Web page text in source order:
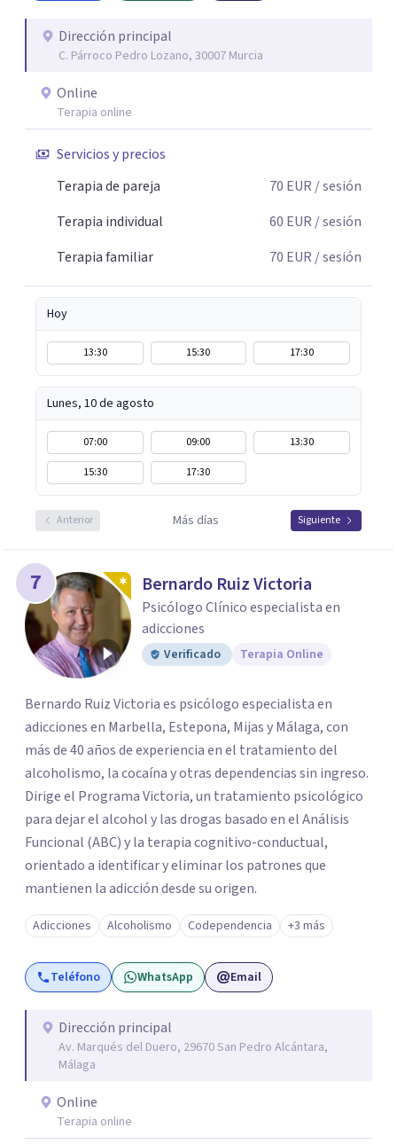
aquellas decisiones en tu vida que te puedan llevar a estar
mejor con lo que piensas y con lo que haces.
Dirección principal
C. Párroco Pedro Lozano, 30007 Murcia
Online
Terapia online
Servicios y precios
Terapia de pareja
70 EUR / sesión
Terapia individual
60 EUR / sesión
Terapia familiar
70 EUR / sesión
Hoy
13:30 15:30 17:30
Lunes, 10 de agosto
07:00 09:00
13:30
15:30
17:30
Anterior Más días Siguiente
7 Bernardo Ruiz Victoria
Psicólogo Clínico especialista en
adicciones
Verificado Terapia Online
Bernardo Ruiz Victoria es psicólogo especialista en
adicciones en Marbella, Estepona, Mijas y Málaga, con
más de 40 años de experiencia en el tratamiento del
alcoholismo, la cocaína y otras dependencias sin ingreso.
Dirige el Programa Victoria, un tratamiento psicológico
para dejar el alcohol y las drogas basado en el Análisis
Funcional (ABC) y la terapia cognitivo-conductual,
orientado a identificar y eliminar los patrones que
mantienen la adicción desde su origen.
Adicciones Alcoholismo Codependencia +3 más
Teléfono WhatsApp Email
Dirección principal
Av. Marqués del Duero, 29670 San Pedro Alcántara,
Málaga
Online
Terapia online